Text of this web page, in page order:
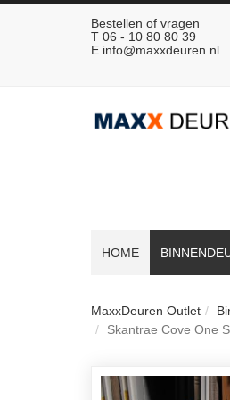
Bestellen of vragen
T 06 - 10 80 80 39
E info@maxxdeuren.nl
HOME
MaxxDeuren Outlet
Skantrae Cove One